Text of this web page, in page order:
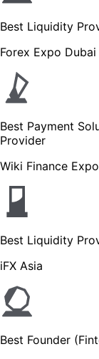
Best Liquidity
Forex Expo Dubai
Best Payment
Provider
Wiki Finance
Best Liquidity
iFX Asia
Best Founder